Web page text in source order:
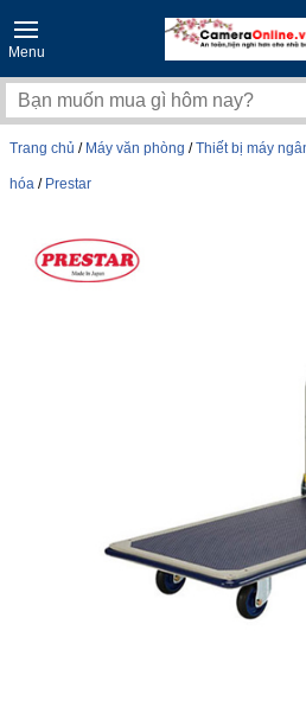
Menu
Trang chủ / Máy văn phòng /Thiết bị máy
hóa / Prestar